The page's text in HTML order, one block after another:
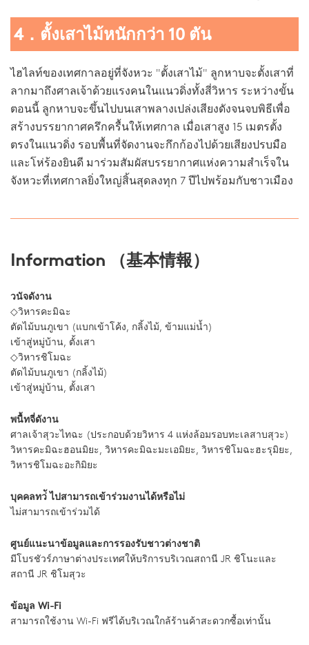
4．ตั้งเสาไม้หนักกว่า 10 ตัน
ไฮไลท์ของเทศกาลอยู่ที่จังหวะ "ตั้งเสาไม้" ลูกหาบจะตั้งเสาที่
ลากมาถึงศาลเจ้าด้วยแรงคนในแนวดิ่งทั้งสี่วิหาร ระหว่างขั้น
ตอนนี้ ลูกหาบจะขึ้นไปบนเสาพลางเปล่งเสียงดังจนจบพิธีเพื่อ
สร้างบรรยากาศครึกครื้นให้เทศกาล เมื่อเสาสูง 15 เมตรตั้ง
ตรงในแนวดิ่ง รอบพื้นที่จัดงานจะกึกก้องไปด้วยเสียงปรบมือ
และโห่ร้องยินดี มาร่วมสัมผัสบรรยากาศแห่งความสำเร็จใน
จังหวะที่เทศกาลยิ่งใหญ่สิ้นสุดลงทุก 7 ปีไปพร้อมกับชาวเมือง
Information （基本情報）
วนัจดังาน
◇วิหารคะมิฉะ
ตัดไม้บนภูเขา (แบกเข้าโค้ง, กลิ้งไม้, ข้ามแม่น้ำ)
เข้าสู่หมู่บ้าน, ตั้งเสา
◇วิหารชิโมฉะ
ตัดไม้บนภูเขา (กลิ้งไม้)
เข้าสู่หมู่บ้าน, ตั้งเสา
พนื้ทจี่ดังาน
ศาลเจ้าสุวะไทฉะ (ประกอบด้วยวิหาร 4 แห่งล้อมรอบทะเลสาบสุวะ)
วิหารคะมิฉะฮอนมิยะ, วิหารคะมิฉะมะเอมิยะ, วิหารชิโมฉะฮะรุมิยะ,
วิหารชิโมฉะอะกิมิยะ
บุคคลทว่ั ไปสามารถเข้าร่วมงานได้หรือไม่
ไม่สามารถเข้าร่วมได้
ศูนย์แนะนาข้อมูลและการรองรับชาวต่างชาติ
มีโบรชัวร์ภาษาต่างประเทศให้บริการบริเวณสถานี JR ชิโนะและ
สถานี JR ชิโมสุวะ
ข้อมูล Wi-Fi
สามารถใช้งาน Wi-Fi ฟรีได้บริเวณใกล้ร้านค้าสะดวกซื้อเท่านั้น